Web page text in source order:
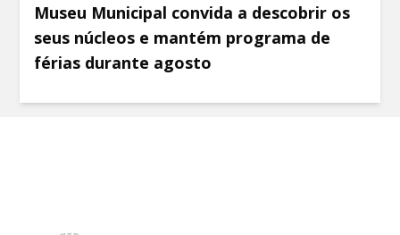
Museu Municipal convida a descobrir os
seus núcleos e mantém programa de
férias durante agosto